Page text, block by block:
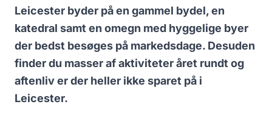
Leicester byder på en gammel bydel, en
katedral samt en omegn med hyggelige byer
der bedst besøges på markedsdage. Desuden
finder du masser af aktiviteter året rundt og
aftenliv er der heller ikke sparet på i
Leicester.